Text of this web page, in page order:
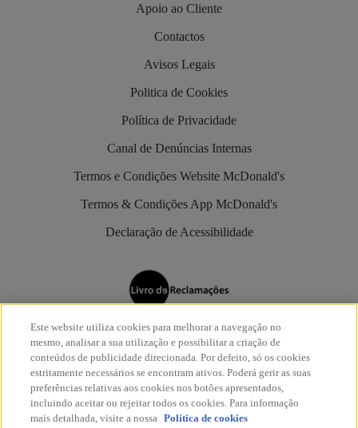
Apoio ao Cliente
Contactos
Avisos Legais
Politica de Cookies
Política de Privacidade
Canal de Denúncias Internas
Termos e Condições Website McDonald's
Termos & Condições App McDonald's
Declaração de Acessibilidade
Os restaurantes McDonald’s são aderentes doLivro de
Reclamações Eletrónico.
Este website utiliza cookies para melhorar a navegação no
mesmo, analisar a sua utilização e possibilitar a criação de
conteúdos de publicidade direcionada. Por defeito, só os cookies
estritamente necessários se encontram ativos. Poderá gerir as suas
preferências relativas aos cookies nos botões apresentados,
incluindo aceitar ou rejeitar todos os cookies. Para informação
mais detalhada, visite a nossa Política de cookies